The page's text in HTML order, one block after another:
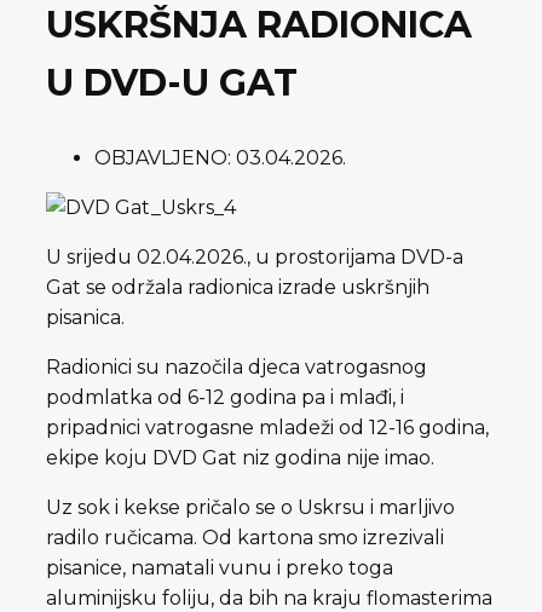
USKRŠNJA RADIONICA
U DVD-U GAT
OBJAVLJENO: 03.04.2026.
U srijedu 02.04.2026., u prostorijama DVD-a
Gat se održala radionica izrade uskršnjih
pisanica.
Radionici su nazočila djeca vatrogasnog
podmlatka od 6-12 godina pa i mlađi, i
pripadnici vatrogasne mladeži od 12-16 godina,
ekipe koju DVD Gat niz godina nije imao.
Uz sok i kekse pričalo se o Uskrsu i marljivo
radilo ručicama. Od kartona smo izrezivali
pisanice, namatali vunu i preko toga
aluminijsku foliju, da bih na kraju flomasterima